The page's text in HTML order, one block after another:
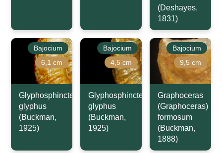
(Deshayes,
1831)
Bajocium
6,1 cm
Glyphosphinctes
glyphus
(Buckman,
1925)
Bajocium
4,5 cm
Glyphosphinctes
glyphus
(Buckman,
1925)
Bajocium
9,5 cm
Graphoceras
(Graphoceras)
formosum
(Buckman,
1888)